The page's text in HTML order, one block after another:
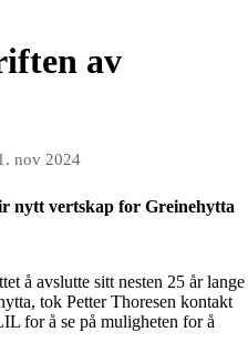
av
nov 2024
nytt vertskap for Greinehytta
å avslutte sitt nesten 25 år lange
tok Petter Thoresen kontakt
for å se på muligheten for å